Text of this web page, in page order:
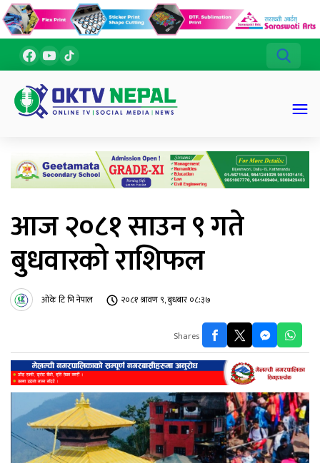
आज २०८१ साउन ९ गते
बुधवारको राशिफल
ओके टि भि नेपाल २०८१ श्रावण ९, बुधबार ०८:३७
Shares